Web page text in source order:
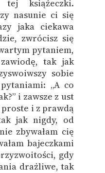
książeczki.
nasunie ci się
jaka ciekawa
zwrócisz się
pytaniem,
tak jak
sobie
„A co
i zawsze z ust
proste i z prawdą
jak nigdy, od
zbywałam cię
bajeczkami
gdy
drażliwe, tak